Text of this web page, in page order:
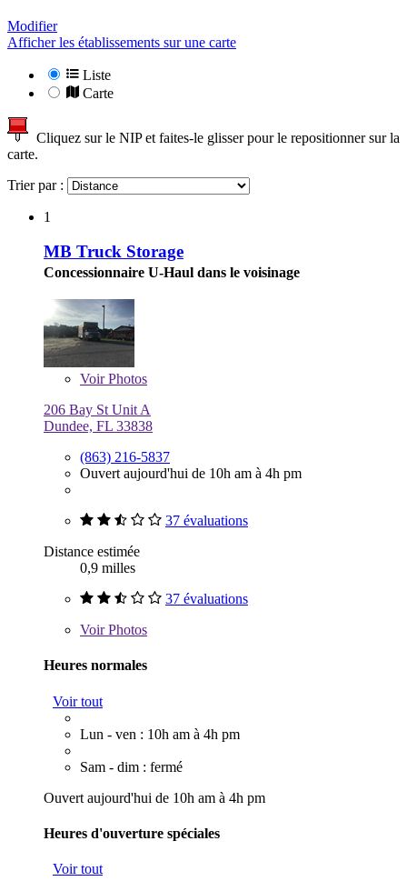
Modifier
Afficher les établissements sur une carte
Liste
Carte
Cliquez sur le NIP et faites-le glisser pour le repositionner sur la
carte.
Trier par :
1
MB Truck Storage
Concessionnaire U-Haul dans le voisinage
VoirPhotos
206 Bay St Unit A
Dundee, FL 33838
(863) 216-5837
Ouvert aujourd'hui de 10h am à 4h pm
37 évaluations
Distance estimée
0,9 milles
37 évaluations
VoirPhotos
Heures normales
Voir tout
Lun - ven : 10h am à 4h pm
Sam - dim : fermé
Ouvert aujourd'hui de 10h am à 4h pm
Heures d'ouverture spéciales
Voir tout